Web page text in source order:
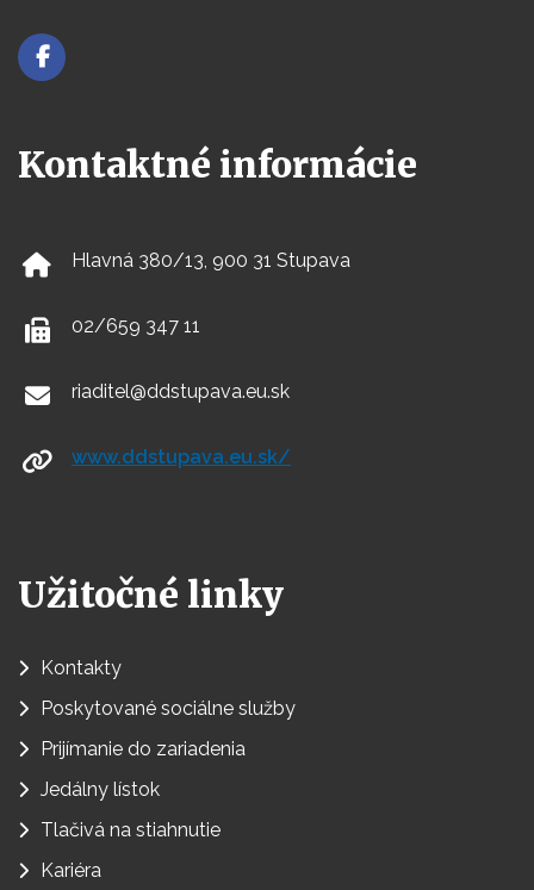
Kontaktné informácie
Hlavná 380/13, 900 31 Stupava
02/659 347 11
riaditel@ddstupava.eu.sk
www.ddstupava.eu.sk/
Užitočné linky
Kontakty
Poskytované sociálne služby
Prijímanie do zariadenia
Jedálny lístok
Tlačivá na stiahnutie
Kariéra